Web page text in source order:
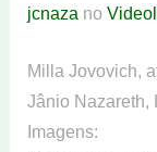
jcnaza no
Milla Jovovich,
Jânio Nazareth,
Imagens: